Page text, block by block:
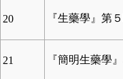
20 『生藥學』第
21 『簡明生藥學